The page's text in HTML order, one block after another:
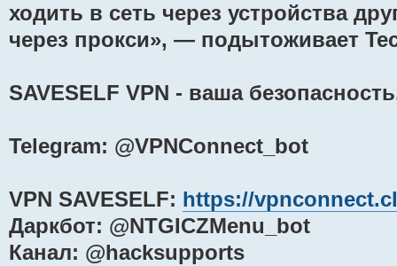
ходить в сеть через устройства
через прокси», — подытоживает
SAVESELF VPN - ваша
Telegram: @VPNConnect_bot
VPN SAVESELF: https://
Даркбот: @NTGICZMenu_bot
Канал: @hacksupports